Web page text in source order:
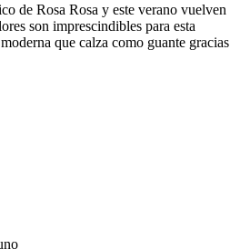
de Rosa Rosa y este verano vuelven
son imprescindibles para esta
que calza como guante gracias